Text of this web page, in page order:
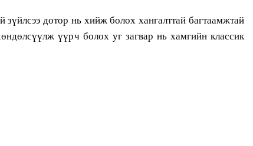
дотор нь хийж болох хангалттай багтаамжтай
үүрч болох уг загвар нь хамгийн классик